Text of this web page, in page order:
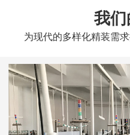
我
为现代的多样化精装需